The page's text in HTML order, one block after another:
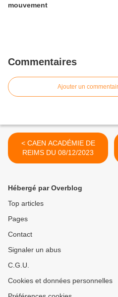
mouvement
Commentaires
Ajouter un
< CAEN ACADÉMIE DE
REIMS DU 08/12/2023
Hébergé par Overblog
Top articles
Pages
Contact
Signaler un abus
C.G.U.
Cookies et données personnelles